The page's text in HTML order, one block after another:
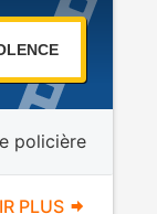
policière
PLUS